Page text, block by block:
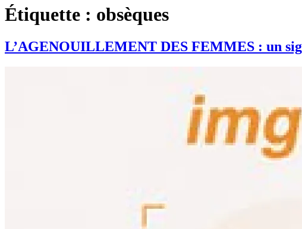
Étiquette : obsèques
L’AGENOUILLEMENT DES FEMMES : un